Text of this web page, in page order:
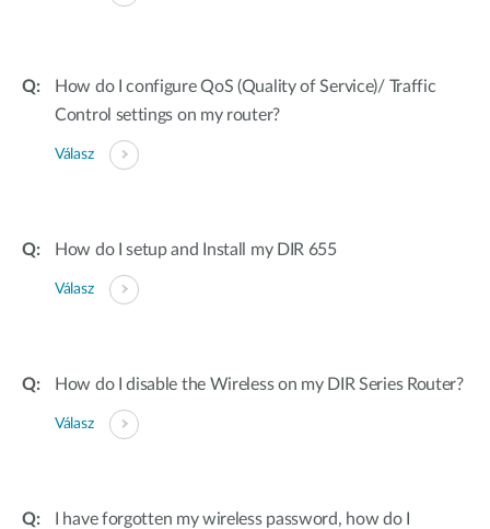
How do I configure QoS (Quality of Service)/ Traffic
Control settings on my router?
Válasz
How do I setup and Install my DIR 655
Válasz
How do I disable the Wireless on my DIR Series Router?
Válasz
I have forgotten my wireless password, how do I